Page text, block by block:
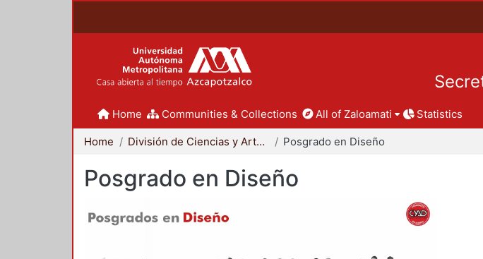
Home Communities & Collections All of Zaloamati Statistics
Home División de Ciencias y Artes para el Diseño Posgrado en Diseño
Posgrado en Diseño